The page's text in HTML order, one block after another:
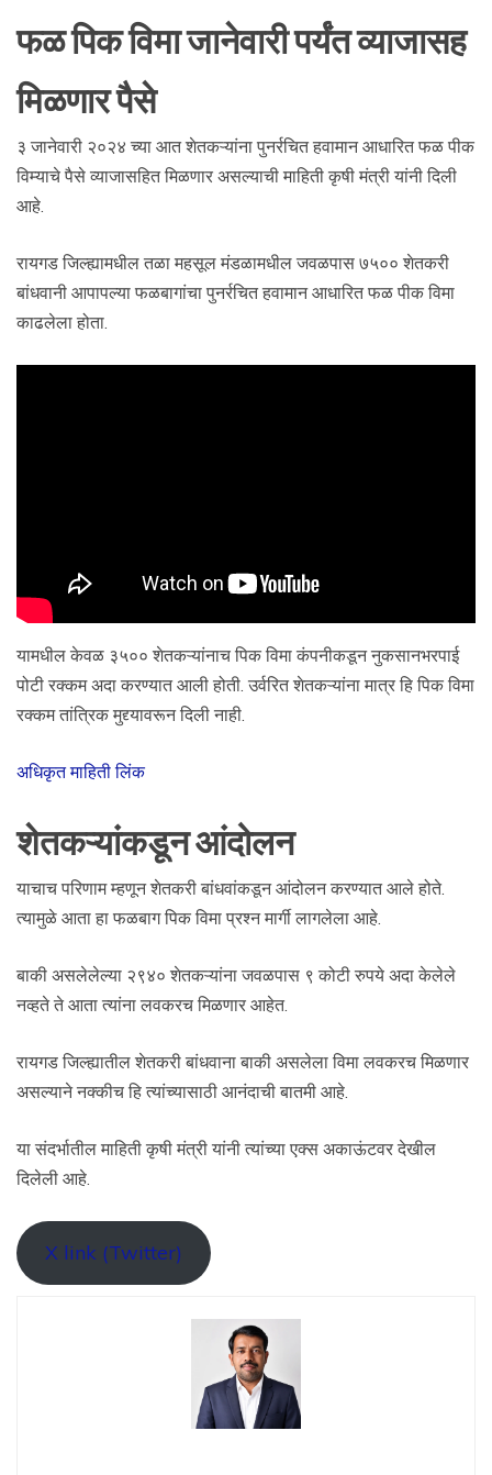
फळ पिक विमा जानेवारी पर्यंत व्याजासह
मिळणार पैसे
३ जानेवारी २०२४ च्या आत शेतकऱ्यांना पुनर्रचित हवामान आधारित फळ पीक
विम्याचे पैसे व्याजासहित मिळणार असल्याची माहिती कृषी मंत्री यांनी दिली
आहे.
रायगड जिल्ह्यामधील तळा महसूल मंडळामधील जवळपास ७५०० शेतकरी
बांधवानी आपापल्या फळबागांचा पुनर्रचित हवामान आधारित फळ पीक विमा
काढलेला होता.
यामधील केवळ ३५०० शेतकऱ्यांनाच पिक विमा कंपनीकडून नुकसानभरपाई
पोटी रक्कम अदा करण्यात आली होती. उर्वरित शेतकऱ्यांना मात्र हि पिक विमा
रक्कम तांत्रिक मुद्द्यावरून दिली नाही.
अधिकृत माहिती लिंक
शेतकऱ्यांकडून आंदोलन
याचाच परिणाम म्हणून शेतकरी बांधवांकडून आंदोलन करण्यात आले होते.
त्यामुळे आता हा फळबाग पिक विमा प्रश्न मार्गी लागलेला आहे.
बाकी असलेलेल्या २९४० शेतकऱ्यांना जवळपास ९ कोटी रुपये अदा केलेले
नव्हते ते आता त्यांना लवकरच मिळणार आहेत.
रायगड जिल्ह्यातील शेतकरी बांधवाना बाकी असलेला विमा लवकरच मिळणार
असल्याने नक्कीच हि त्यांच्यासाठी आनंदाची बातमी आहे.
या संदर्भातील माहिती कृषी मंत्री यांनी त्यांच्या एक्स अकाऊंटवर देखील
दिलेली आहे.
X link (Twitter)